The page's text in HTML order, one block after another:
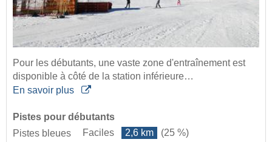
Pour les débutants, une vaste zone d'entraînement est
disponible à côté de la station inférieure…
En savoir plus
Pistes pour débutants
Pistes bleues
Faciles 2,6 km
(25 %)